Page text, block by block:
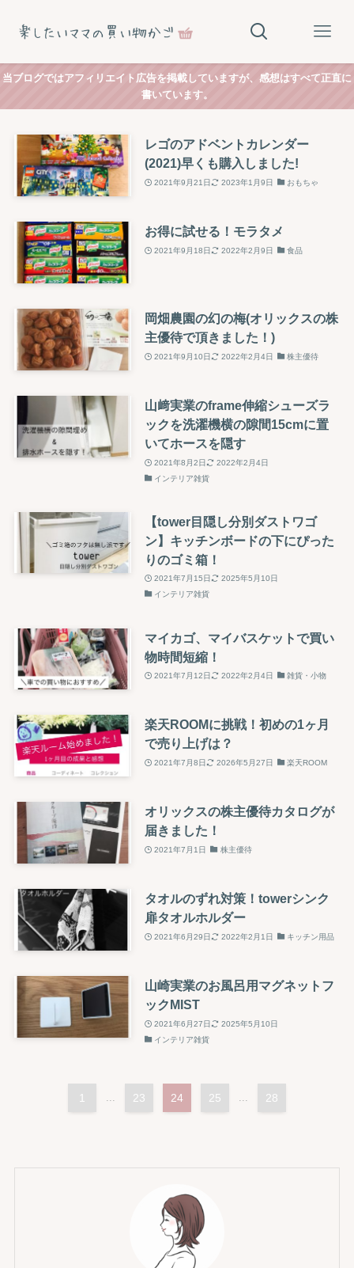
当ブログではアフィリエイト広告を掲載していますが、感想はすべて正直に
書いています。
レゴのアドベントカレンダー
(2021)早くも購入しました!
2021年9月21日 2023年1月9日 おもちゃ
お得に試せる！モラタメ
2021年9月18日 2022年2月9日 食品
岡畑農園の幻の梅(オリックスの株
主優待で頂きました！)
2021年9月10日 2022年2月4日 株主優待
山﨑実業のframe伸縮シューズラ
ックを洗濯機横の隙間15cmに置
いてホースを隠す
2021年8月2日
2022年2月4日
インテリア雑貨
【tower目隠し分別ダストワゴ
ン】キッチンボードの下にぴった
りのゴミ箱！
2021年7月15日
2025年5月10日
インテリア雑貨
マイカゴ、マイバスケットで買い
物時間短縮！
2021年7月12日 2022年2月4日 雑貨・小物
楽天ROOMに挑戦！初めの1ヶ月
で売り上げは？
2021年7月8日 2026年5月27日 楽天ROOM
オリックスの株主優待カタログが
届きました！
2021年7月1日 株主優待
タオルのずれ対策！towerシンク
扉タオルホルダー
2021年6月29日 2022年2月1日 キッチン用品
山崎実業のお風呂用マグネットフ
ックMIST
2021年6月27日
2025年5月10日
インテリア雑貨
1 23 24 25 28